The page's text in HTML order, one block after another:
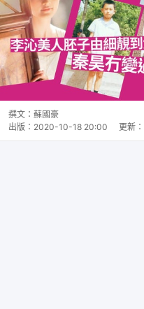
撰文： 蘇國豪
出版： 2020-10-18 20:00 更新：